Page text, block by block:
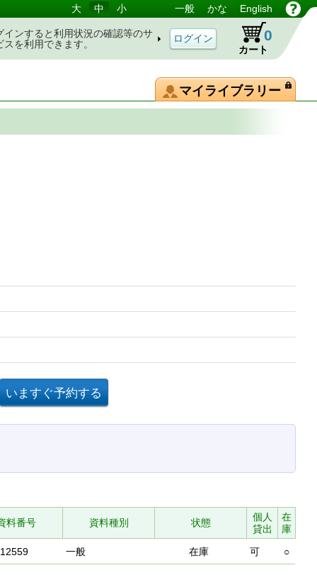
大 中 小 一般 かな English
インすると利用状況の確認等のサ
スを利用できます。
カート
0
マイライブラリー
料番号 資料種別 状態
個人
貸出
在
庫
一般 在庫 可 ○